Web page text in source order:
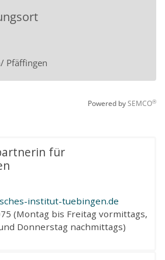
für
institut-tuebingen.de
(Montag bis Freitag vormittags,
Donnerstag nachmittags)